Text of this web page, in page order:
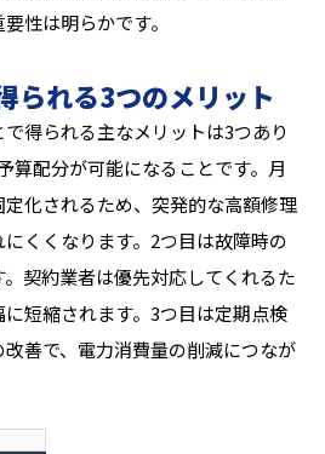
性は明らかです。
られる3つのメリット
得られる主なメリットは3つあり
算配分が可能になることです。月
化されるため、突発的な高額修理
くくなります。2つ目は故障時の
契約業者は優先対応してくれるた
短縮されます。3つ目は定期点検
善で、電力消費量の削減につなが